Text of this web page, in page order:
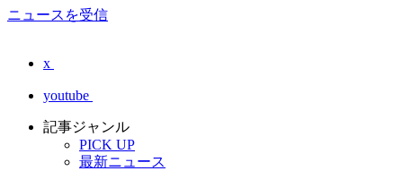
ニュースを受信
x
youtube
記事ジャンル
PICK UP
最新ニュース